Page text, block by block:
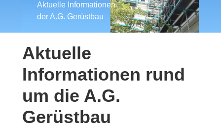
Aktuelle Informationen
der A.G. Gerüstbau
Aktuelle
Informationen rund
um die A.G.
Gerüstbau